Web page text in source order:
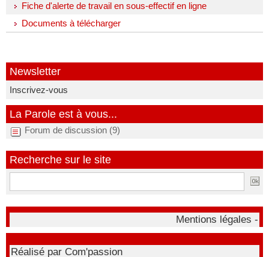
Fiche d'alerte de travail en sous-effectif en ligne
Documents à télécharger
Newsletter
Inscrivez-vous
La Parole est à vous...
Forum de discussion (9)
Recherche sur le site
Mentions légales -
Réalisé par Com'passion